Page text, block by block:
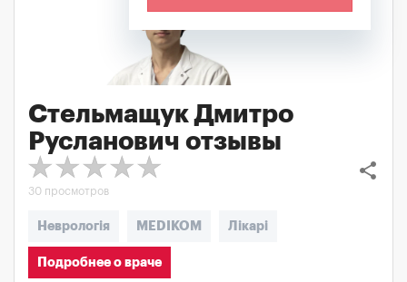
Стельмащук Дмитро
Русланович отзывы
share
30 просмотров
Неврологія MEDIKOM Лікарі
Подробнее о враче